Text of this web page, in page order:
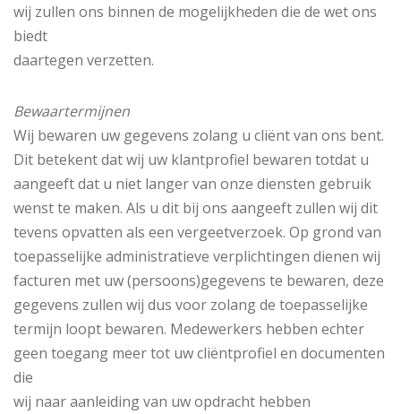
wij zullen ons binnen de mogelijkheden die de wet ons
biedt
daartegen verzetten.
Bewaartermijnen
Wij bewaren uw gegevens zolang u cliënt van ons bent.
Dit betekent dat wij uw klantprofiel bewaren totdat u
aangeeft dat u niet langer van onze diensten gebruik
wenst te maken. Als u dit bij ons aangeeft zullen wij dit
tevens opvatten als een vergeetverzoek. Op grond van
toepasselijke administratieve verplichtingen dienen wij
facturen met uw (persoons)gegevens te bewaren, deze
gegevens zullen wij dus voor zolang de toepasselijke
termijn loopt bewaren. Medewerkers hebben echter
geen toegang meer tot uw cliëntprofiel en documenten
die
wij naar aanleiding van uw opdracht hebben